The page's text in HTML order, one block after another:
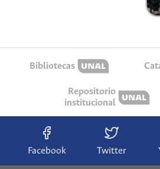
Bibliotecas
Repositorio
institucional
Facebook Twitter